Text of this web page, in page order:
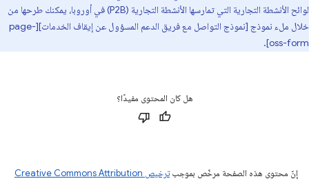
لوائح الأنشطة التجارية التي تمارسها الأنشطة التجارية (P2B) في أوروبا، يمكنك طرحها من
خلال ملء نموذج [نموذج التواصل مع فريق الدعم المسؤول عن إيقاف الخدمات][page-
oss-form].
هل كان المحتوى مفيدًا؟
إنّ محتوى هذه الصفحة مرخّص بموجب
ترخيص Creative Commons Attribution